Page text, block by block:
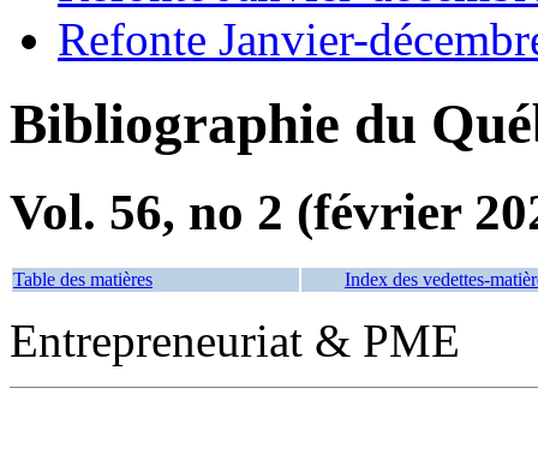
Refonte Janvier-
Bibliographie du
Vol. 56, no 2 (février
Table des matières Index des vedettes-
Entrepreneuriat & PME